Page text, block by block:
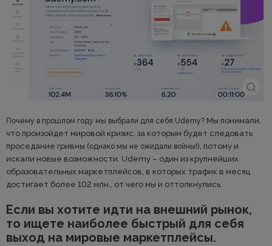
Почему в прошлом году мы выбрали для себя Udemy? Мы понимали,
что произойдет мировой кризис, за которым будет следовать
проседание гривны (однако мы не ожидали войны!), потому и
искали новые возможности. Udemy – один из крупнейших
образовательных маркетплейсов, в которых трафик в месяц
достигает более 102 млн., от чего мы и оттолкнулись.
Если вы хотите идти на внешний рынок,
то ищете наиболее быстрый для себя
выход на мировые маркетплейсы.